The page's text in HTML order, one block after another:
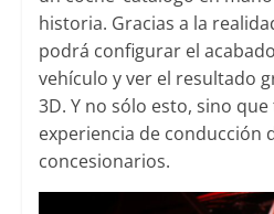
historia. Gracias a la
podrá configurar el
vehículo y ver el resultado
3D. Y no sólo esto, sino
experiencia de conducción
concesionarios.